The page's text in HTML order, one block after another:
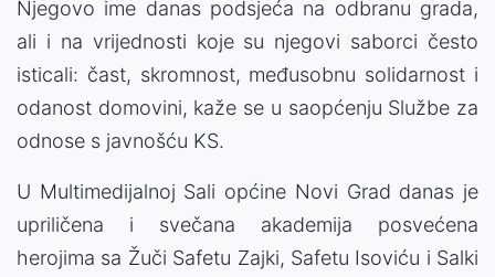
Njegovo ime danas podsjeća na odbranu grada,
ali i na vrijednosti koje su njegovi saborci često
isticali: čast, skromnost, međusobnu solidarnost i
odanost domovini, kaže se u saopćenju Službe za
odnose s javnošću KS.
U Multimedijalnoj Sali općine Novi Grad danas je
upriličena i svečana akademija posvećena
herojima sa Žuči Safetu Zajki, Safetu Isoviću i Salki